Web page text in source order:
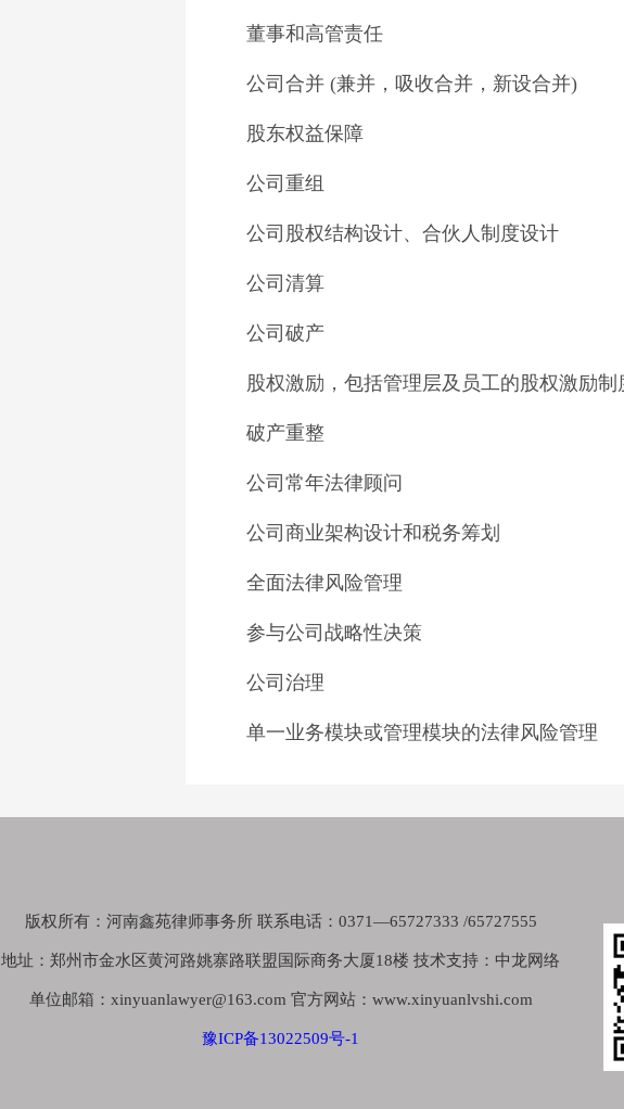
董事和高管责任
公司合并 (兼并，吸收合并，新设合并)
股东权益保障
公司重组
公司股权结构设计、合伙人制度设计
公司清算
公司破产
股权激励，包括管理层及员工的股权激励制
破产重整
公司常年法律顾问
公司商业架构设计和税务筹划
全面法律风险管理
参与公司战略性决策
公司治理
单一业务模块或管理模块的法律风险管理
版权所有：河南鑫苑律师事务所 联系电话：0371—65727333 /65727555
地址：郑州市金水区黄河路姚寨路联盟国际商务大厦18楼 技术支持：中龙网络
单位邮箱：xinyuanlawyer@163.com 官方网站：www.xinyuanlvshi.com
豫ICP备13022509号-1